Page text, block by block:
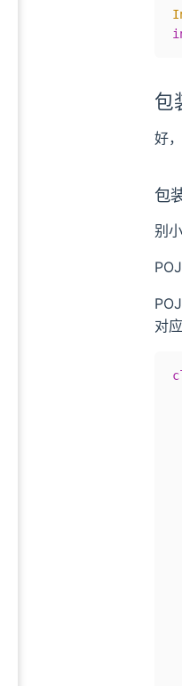
包
好
包
别
对